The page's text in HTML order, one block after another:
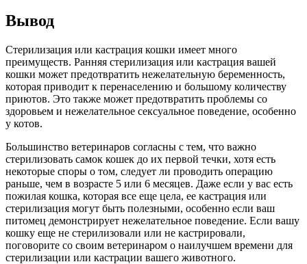
Вывод
Стерилизация или кастрация кошки имеет много
преимуществ. Ранняя стерилизация или кастрация вашей
кошки может предотвратить нежелательную беременность,
которая приводит к перенаселению и большому количеству
приютов. Это также может предотвратить проблемы со
здоровьем и нежелательное сексуальное поведение, особенно
у котов.
Большинство ветеринаров согласны с тем, что важно
стерилизовать самок кошек до их первой течки, хотя есть
некоторые споры о том, следует ли проводить операцию
раньше, чем в возрасте 5 или 6 месяцев. Даже если у вас есть
пожилая кошка, которая все еще цела, ее кастрация или
стерилизация могут быть полезными, особенно если ваш
питомец демонстрирует нежелательное поведение. Если вашу
кошку еще не стерилизовали или не кастрировали,
поговорите со своим ветеринаром о наилучшем времени для
стерилизации или кастрации вашего животного.